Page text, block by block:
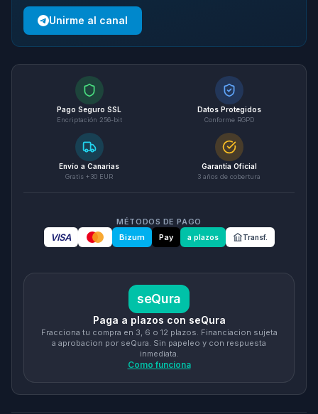
Unirme al canal
Pago Seguro SSL
Encriptación 256-bit
Datos Protegidos
Conforme RGPD
Envío a Canarias
Gratis +30 EUR
Garantía Oficial
3 años de cobertura
MÉTODOS DE PAGO
VISA Bizum Pay a plazos Transf.
seQura
Paga a plazos con seQura
Fracciona tu compra en 3, 6 o 12 plazos. Financiacion sujeta
a aprobacion por seQura. Sin papeleo y con respuesta
inmediata.
Como funciona